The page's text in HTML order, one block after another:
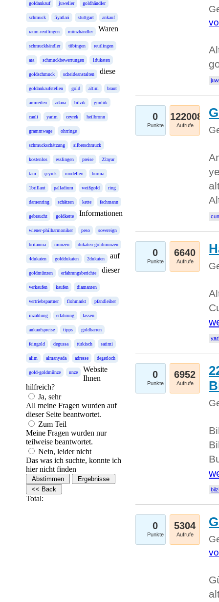
goldankauf juwelier goldhändler
schmuck fiyatlari stuttgart ankauf
raum-reutlingen münzhändler
schmuckhändler tübingen reutlingen
ata schmuckbewertungen 1dukaten
goldschmuck scheideanstalten
goldankaufstellen gold altini braut
armreifen adana bilzik günlük
canli yarim ceyrek heilbronn
grammwage ohrringe
schmuckschätzung silberschmuck
kostenlos esslingen preise 22ayar
tam çeyrek modelleri burma
1brillant palladium weißgold ring
damenring schätzen kette fachmann
gebraucht goldkette
wiener-philharmoniker peso sovereign
britannia münzen dukaten-goldmünzen
4dukaten golddukaten 2dukaten
goldmünzen erfahrungsberichte
verkaufen kaufen diamanten
vertriebspartner flohmarkt pfandleiher
inzahlung erfahrung lassen
ankaufspreise tipps goldbarren
feingold degussa türkisch satimi
alim almanyada adresse degerloch
gold-goldmünze unze
Waren
diese
Informationen
auf
dieser
Website
Ihnen
hilfreich?
Ja, sehr
All meine Fragen wurden auf
dieser Seite beantwortet.
Zum Teil
Meine Fragen wurden nur
teilweise beantwortet.
Nein, leider nicht
Das was ich suchte, konnte ich
hier nicht finden
Total:
0
Punkte
122008
Aufrufe
0
Punkte
6640
Aufrufe
0
Punkte
6952
Aufrufe
0
Punkte
5304
Aufrufe